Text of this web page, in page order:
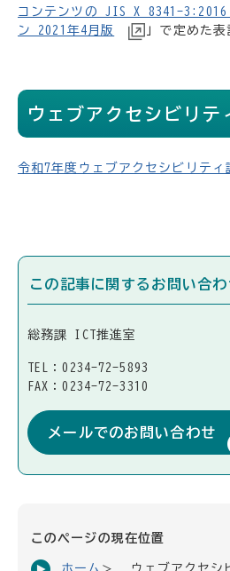
コンテンツの JIS X 8341-3:2016
ン 2021年4月版
」で定めた表
ウェブアクセシビリテ
令和7年度ウェブアクセシビリティ
この記事に関するお問い合わ
総務課 ICT推進室
TEL：0234-72-5893
FAX：0234-72-3310
メールでのお問い合わせ
このページの現在位置
ホーム ウェブアクセシ